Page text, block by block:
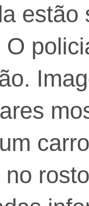
estão